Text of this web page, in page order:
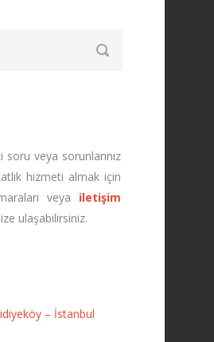
soru veya sorunlarınız
hizmeti almak için
veya iletişim
ulaşabilirsiniz.
– İstanbul